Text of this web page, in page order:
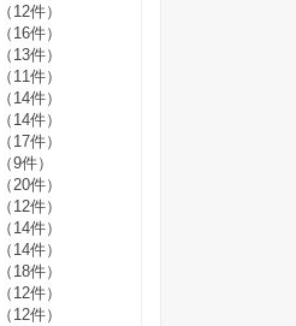
（12件）
（16件）
（13件）
（11件）
（14件）
（14件）
（17件）
（9件）
（20件）
（12件）
（14件）
（14件）
（18件）
（12件）
（12件）